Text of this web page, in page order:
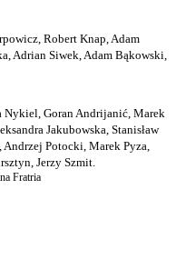
Robert Knap, Adam
Adrian Siwek, Adam Bąkowski,
Nykiel, Goran Andrijanić, Marek
Jakubowska, Stanisław
Potocki, Marek Pyza,
Jerzy Szmit.
Fratria